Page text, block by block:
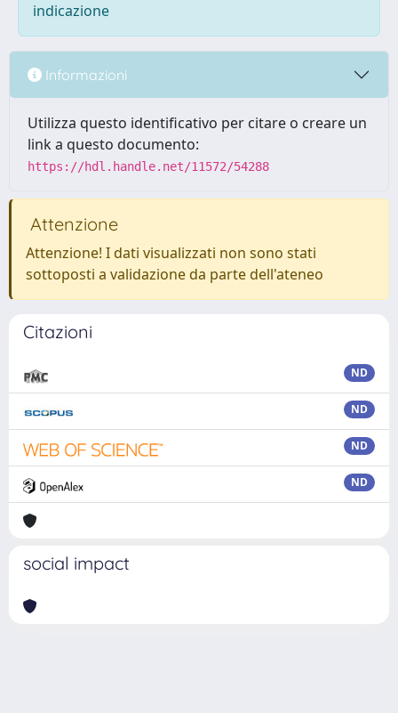
indicazione
Informazioni
Utilizza questo identificativo per citare o creare un
link a questo documento:
https://hdl.handle.net/11572/54288
Attenzione
Attenzione! I dati visualizzati non sono stati
sottoposti a validazione da parte dell'ateneo
Citazioni
ND
ND
ND
ND
social impact